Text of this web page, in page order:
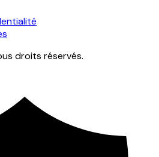
droits réservés.